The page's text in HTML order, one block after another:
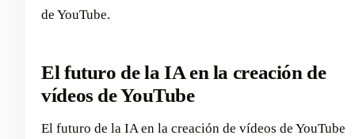
de YouTube.
El futuro de la IA en la creación de
vídeos de YouTube
El futuro de la IA en la creación de vídeos de YouTube